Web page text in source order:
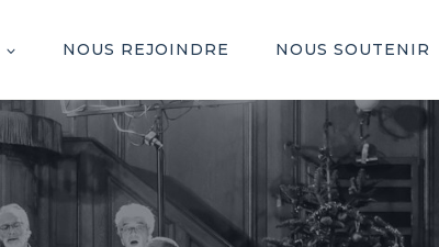
NOUS REJOINDRE NOUS SOUTENIR